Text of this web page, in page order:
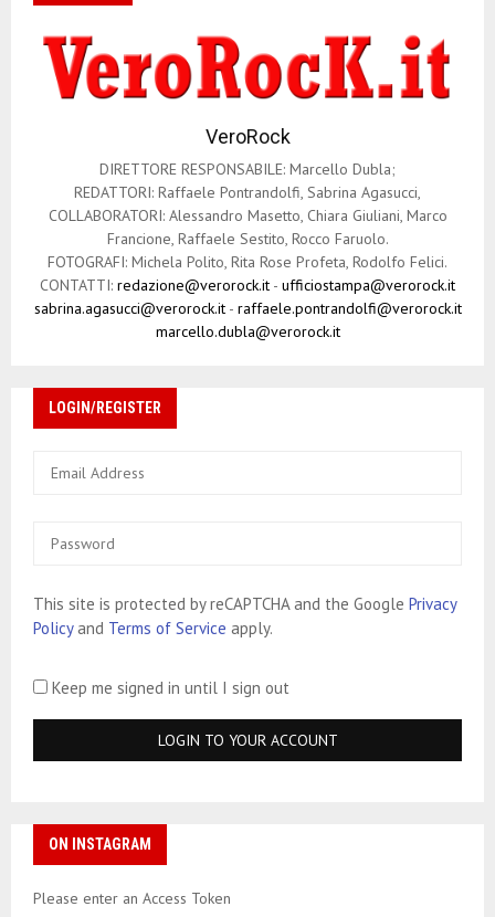
VeroRock
DIRETTORE RESPONSABILE: Marcello Dubla;
REDATTORI: Raffaele Pontrandolfi, Sabrina Agasucci,
COLLABORATORI: Alessandro Masetto, Chiara Giuliani, Marco
Francione, Raffaele Sestito, Rocco Faruolo.
FOTOGRAFI: Michela Polito, Rita Rose Profeta, Rodolfo Felici.
CONTATTI: redazione@verorock.it - ufficiostampa@verorock.it
sabrina.agasucci@verorock.it- raffaele.pontrandolfi@verorock.it
marcello.dubla@verorock.it
LOGIN/REGISTER
This site is protected by reCAPTCHA and the Google Privacy
Policyand Terms of Service apply.
Keep me signed in until I sign out
ON INSTAGRAM
Please enter an Access Token